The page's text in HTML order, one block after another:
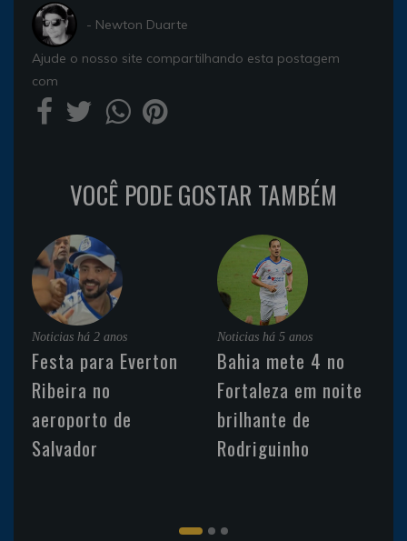
- Newton Duarte
Ajude o nosso site compartilhando esta postagem
com
VOCÊ PODE GOSTAR TAMBÉM
Noticias há 2 anos
Festa para Everton
Ribeira no
aeroporto de
Salvador
Noticias há 5 anos
Bahia mete 4 no
Fortaleza em noite
brilhante de
Rodriguinho